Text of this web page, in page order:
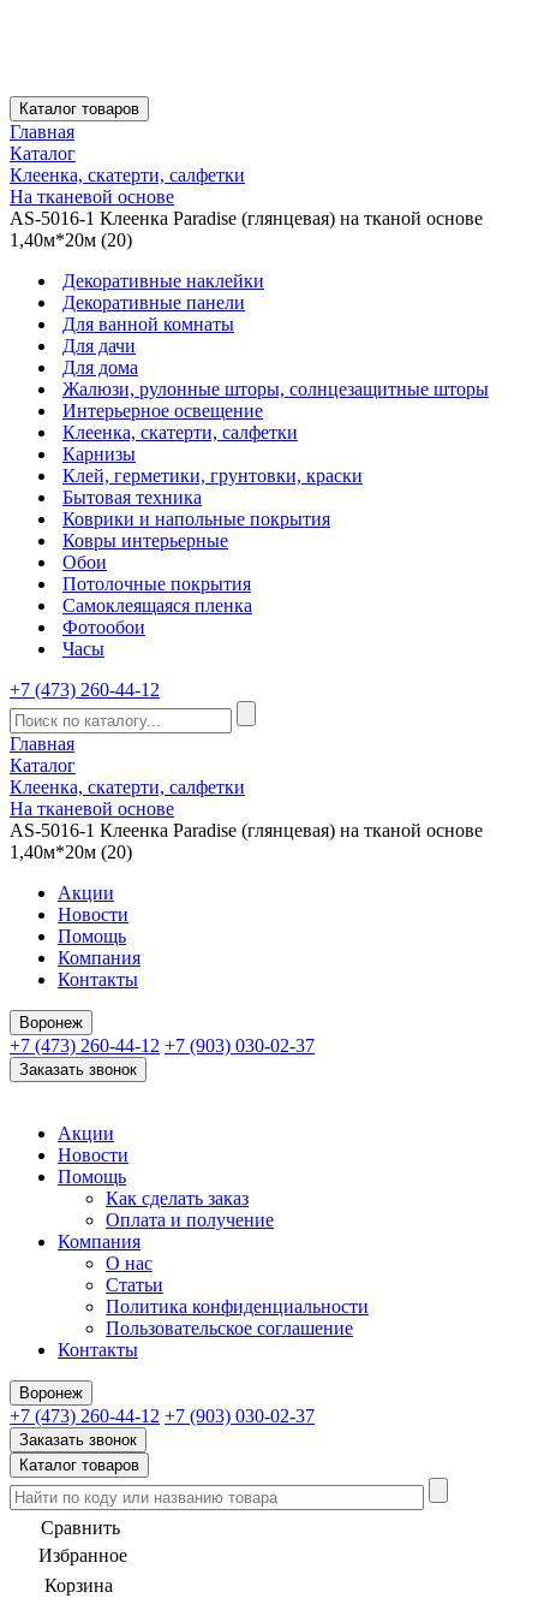
Каталог товаров
Главная
Каталог
Клеенка, скатерти, салфетки
На тканевой основе
AS-5016-1 Клеенка Paradise (глянцевая) на тканой основе
1,40м*20м (20)
Декоративные наклейки
Декоративные панели
Для ванной комнаты
Для дачи
Для дома
Жалюзи, рулонные шторы, солнцезащитные шторы
Интерьерное освещение
Клеенка, скатерти, салфетки
Карнизы
Клей, герметики, грунтовки, краски
Бытовая техника
Коврики и напольные покрытия
Ковры интерьерные
Обои
Потолочные покрытия
Самоклеящаяся пленка
Фотообои
Часы
+7 (473) 260-44-12
Главная
Каталог
Клеенка, скатерти, салфетки
На тканевой основе
AS-5016-1 Клеенка Paradise (глянцевая) на тканой основе
1,40м*20м (20)
Акции
Новости
Помощь
Компания
Контакты
Воронеж
+7 (473) 260-44-12 +7 (903) 030-02-37
Заказать звонок
Акции
Новости
Помощь
Как сделать заказ
Оплата и получение
Компания
О нас
Статьи
Политика конфиденциальности
Пользовательское соглашение
Контакты
Воронеж
+7 (473) 260-44-12 +7 (903) 030-02-37
Заказать звонок
Каталог товаров
Сравнить
Избранное
Корзина